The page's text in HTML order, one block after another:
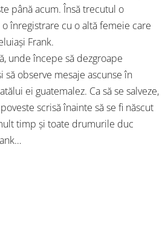
până acum. Însă trecutul o
înregistrare cu o altă femeie care
Frank.
unde începe să dezgroape
observe mesaje ascunse în
ei guatemalez. Ca să se salveze,
scrisă înainte să se fi născut
timp și toate drumurile duc